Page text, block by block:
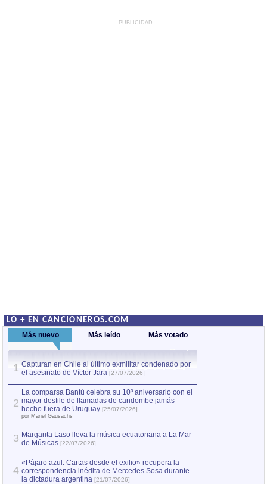
PUBLICIDAD
LO + EN CANCIONEROS.COM
Más nuevo Más leído Más votado
1 Capturan en Chile al último exmilitar condenado por
el asesinato de Víctor Jara [27/07/2026]
2
La comparsa Bantú celebra su 10º aniversario con el
mayor desfile de llamadas de candombe jamás
hecho fuera de Uruguay [25/07/2026]
por Manel Gausachs
3 Margarita Laso lleva la música ecuatoriana a La Mar
de Músicas [22/07/2026]
4
«Pájaro azul. Cartas desde el exilio» recupera la
correspondencia inédita de Mercedes Sosa durante
la dictadura argentina [21/07/2026]